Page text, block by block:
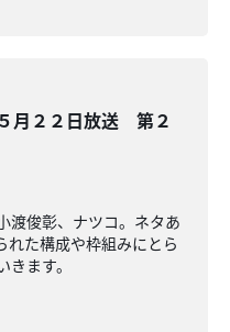
月２２日放送 第２
渡俊彰、ナツコ。ネタあ
れた構成や枠組みにとら
ます。